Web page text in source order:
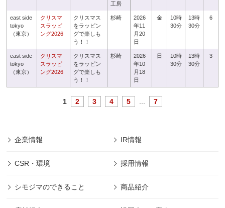
工房
east side
tokyo
（東京）
クリスマ
スラッピ
ング2026
クリスマス
をラッピン
グで楽しも
う！！
杉崎
2026
年11
月20
日
金
10時
30分
13時
30分
6
east side
tokyo
（東京）
クリスマ
スラッピ
ング2026
クリスマス
をラッピン
グで楽しも
う！！
杉崎
2026
年10
月18
日
日
10時
30分
13時
30分
3
1 2 3 4 5 7
企業情報 IR情報
CSR・環境 採用情報
シモジマのできること 商品紹介